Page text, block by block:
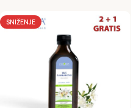
SNIŽENJE